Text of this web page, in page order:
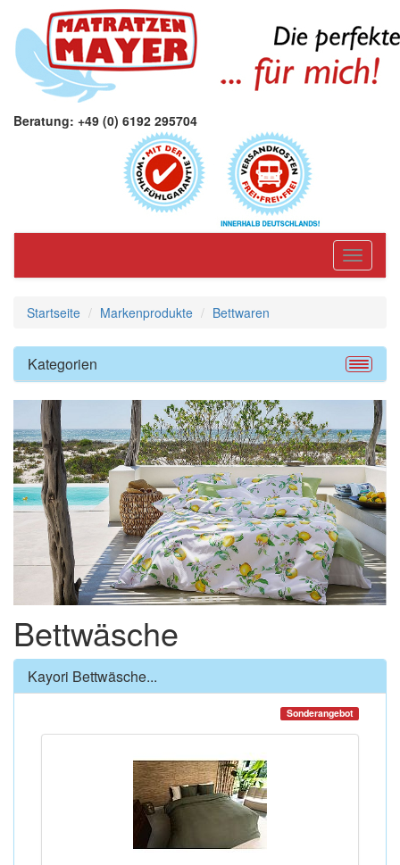
Beratung: +49 (0) 6192 295704
Toggle
Startseite Markenprodukte Bettwaren
Kategorien
Bettwäsche
Kayori Bettwäsche...
Sonderangebot